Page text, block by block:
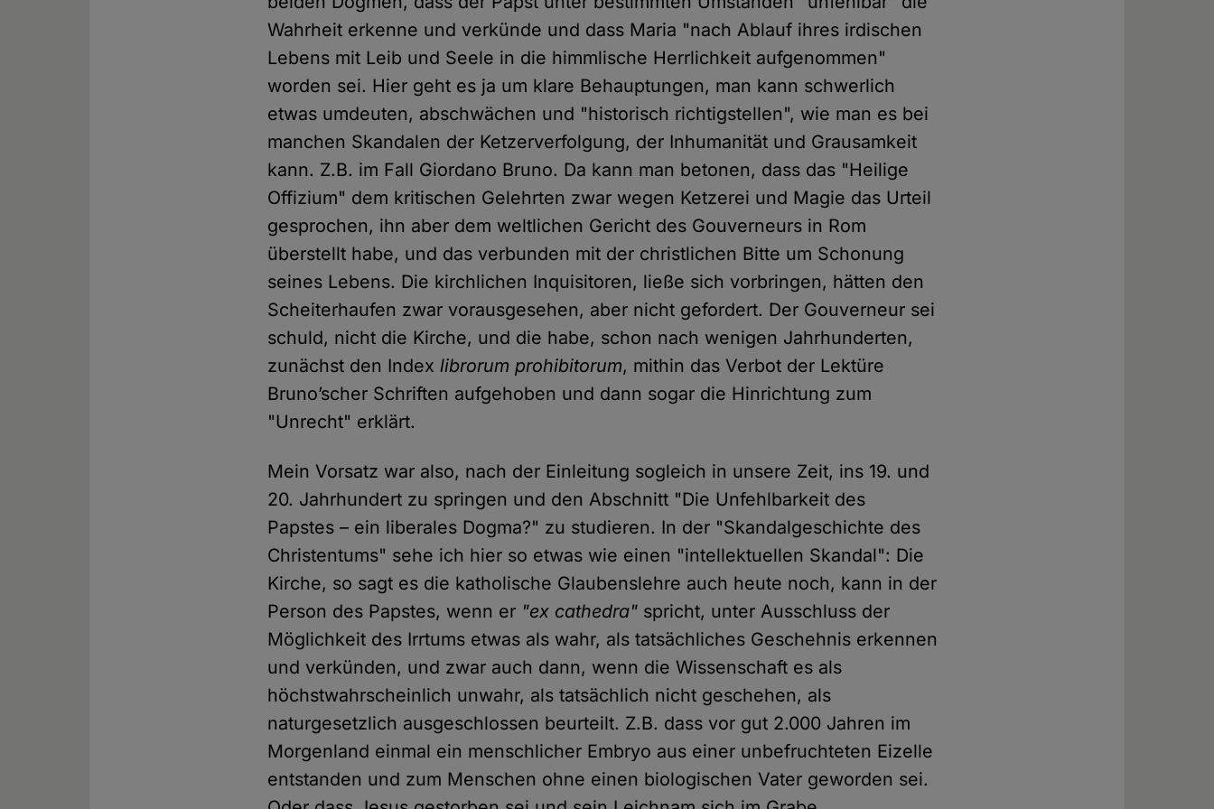
Wahrheit erkenne und verkünde und dass Maria "nach Ablauf ihres irdischen
Lebens mit Leib und Seele in die himmlische Herrlichkeit aufgenommen"
worden sei. Hier geht es ja um klare Behauptungen, man kann schwerlich
etwas umdeuten, abschwächen und "historisch richtigstellen", wie man es bei
manchen Skandalen der Ketzerverfolgung, der Inhumanität und Grausamkeit
kann. Z.B. im Fall Giordano Bruno. Da kann man betonen, dass das "Heilige
Offizium" dem kritischen Gelehrten zwar wegen Ketzerei und Magie das Urteil
gesprochen, ihn aber dem weltlichen Gericht des Gouverneurs in Rom
überstellt habe, und das verbunden mit der christlichen Bitte um Schonung
seines Lebens. Die kirchlichen Inquisitoren, ließe sich vorbringen, hätten den
Scheiterhaufen zwar vorausgesehen, aber nicht gefordert. Der Gouverneur sei
schuld, nicht die Kirche, und die habe, schon nach wenigen Jahrhunderten,
zunächst den Indexlibrorum prohibitorum, mithin das Verbot der Lektüre
Bruno’scher Schriften aufgehoben und dann sogar die Hinrichtung zum
"Unrecht" erklärt.
Mein Vorsatz war also, nach der Einleitung sogleich in unsere Zeit, ins 19. und
20. Jahrhundert zu springen und den Abschnitt "Die Unfehlbarkeit des
Papstes – ein liberales Dogma?" zu studieren. In der "Skandalgeschichte des
Christentums" sehe ich hier so etwas wie einen "intellektuellen Skandal": Die
Kirche, so sagt es die katholische Glaubenslehre auch heute noch, kann in der
Person des Papstes, wenn er "ex cathedra" spricht, unter Ausschluss der
Möglichkeit des Irrtums etwas als wahr, als tatsächliches Geschehnis erkennen
und verkünden, und zwar auch dann, wenn die Wissenschaft es als
höchstwahrscheinlich unwahr, als tatsächlich nicht geschehen, als
naturgesetzlich ausgeschlossen beurteilt. Z.B. dass vor gut 2.000 Jahren im
Morgenland einmal ein menschlicher Embryo aus einer unbefruchteten Eizelle
entstanden und zum Menschen ohne einen biologischen Vater geworden sei.